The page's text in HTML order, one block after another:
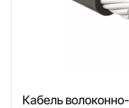
Кабель